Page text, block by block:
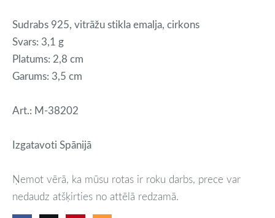
Sudrabs 925, vitrāžu stikla emalja, cirkons
Svars: 3,1 g
Platums: 2,8 cm
Garums: 3,5 cm
Art.: M-38202
Izgatavoti Spānijā
Ņemot vērā, ka mūsu rotas ir roku darbs, prece var
nedaudz atšķirties no attēlā redzamā.